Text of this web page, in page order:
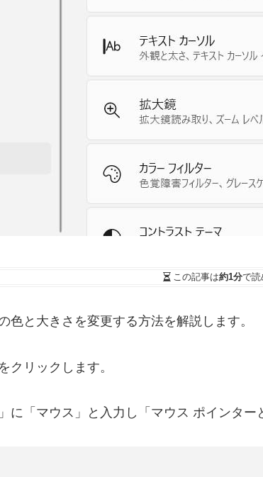
この記事は約1分で読
色と大きさを変更する方法を解説します。
クリックします。
に「マウス」と入力し「マウス ポインター